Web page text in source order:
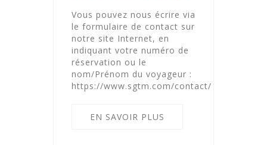
Vous pouvez nous écrire via
le formulaire de contact sur
notre site Internet, en
indiquant votre numéro de
réservation ou le
nom/Prénom du voyageur :
https://www.sgtm.com/contact/
EN SAVOIR PLUS